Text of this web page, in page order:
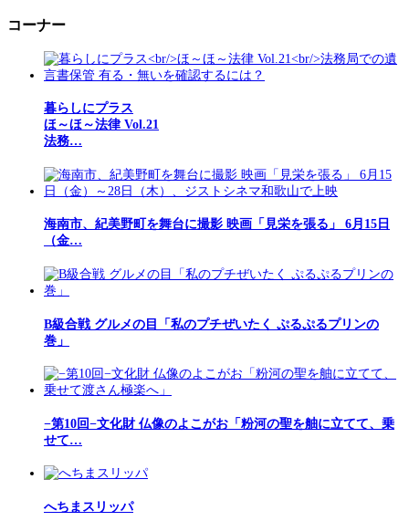
コーナー
暮らしにプラス
ほ～ほ～法律 Vol.21
法務…
海南市、紀美野町を舞台に撮影 映画「見栄を張る」 6月15日
（金…
B級合戦 グルメの目「私のプチぜいたく ぷるぷるプリンの
巻」
−第10回−文化財 仏像のよこがお「粉河の聖を舳に立てて、乗
せて…
へちまスリッパ